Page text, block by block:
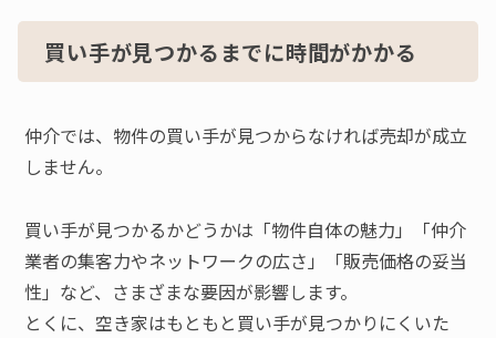
買い手が見つかるまでに時間がかかる
仲介では、物件の買い手が見つからなければ売却が成立
しません。
買い手が見つかるかどうかは「物件自体の魅力」「仲介
業者の集客力やネットワークの広さ」「販売価格の妥当
性」など、さまざまな要因が影響します。
とくに、空き家はもともと買い手が見つかりにくいた